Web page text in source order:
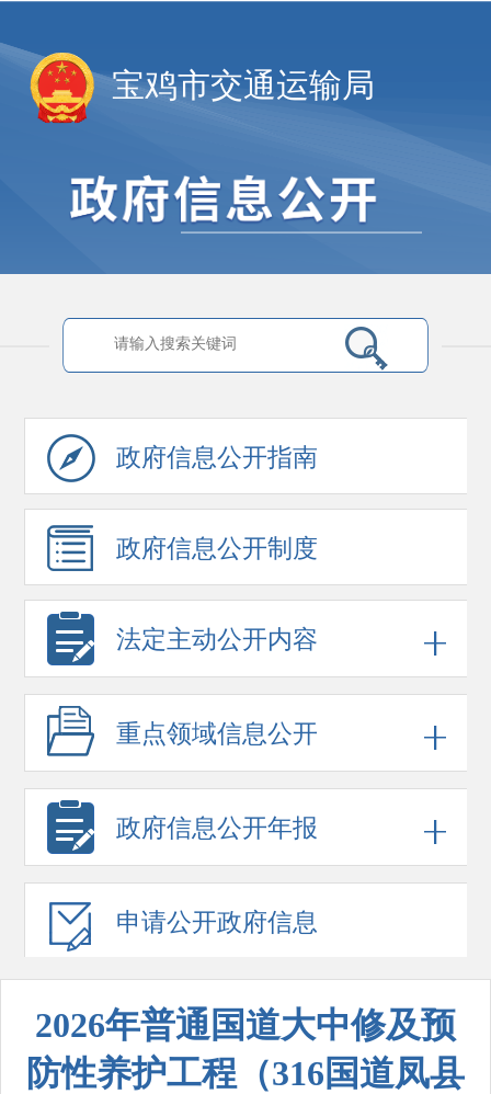
宝鸡市交通运输局
政府信息公开指南
政府信息公开制度
法定主动公开内容
重点领域信息公开
政府信息公开年报
申请公开政府信息
2026年普通国道大中修及预
防性养护工程（316国道凤县